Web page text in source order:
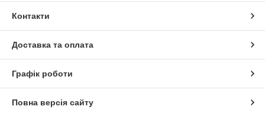
Контакти
Доставка та оплата
Графік роботи
Повна версія сайту